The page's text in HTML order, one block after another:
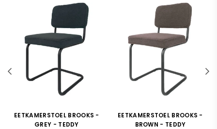
EETKAMERSTOEL BROOKS -
BROWN - TEDDY
EETKAMERSTOEL BROOKS -
ANTRACIET - TEDDY